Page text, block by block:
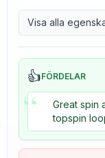
Control
Tackiness
Visa alla
👍FÖRDELAR
“
Great spin
topspin